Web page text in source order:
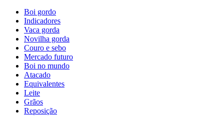
Boi gordo
Indicadores
Vaca gorda
Novilha gorda
Couro e sebo
Mercado futuro
Boi no mundo
Atacado
Equivalentes
Leite
Grãos
Reposição